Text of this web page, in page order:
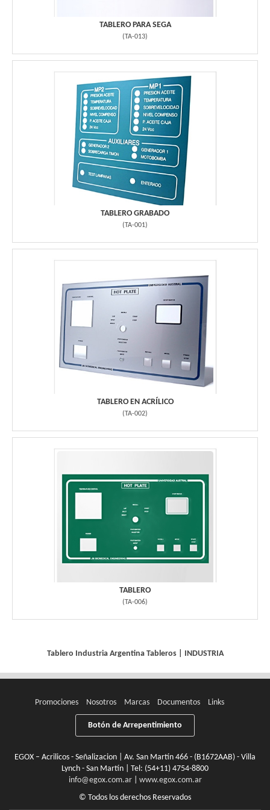
TABLERO PARA SEGA
(TA-013)
TABLERO GRABADO
(TA-001)
TABLERO EN ACRÍLICO
(TA-002)
TABLERO
(TA-006)
Tablero Industria Argentina Tableros| INDUSTRIA
Promociones Nosotros Marcas Documentos Links
Botón de Arrepentimiento
EGOX – Acrilicos - Señalizacion | Av. San Martín 466 - (B1672AAB) - Villa
Lynch - San Martín | Tel: (54+11) 4754-8800
info@egox.com.ar| www.egox.com.ar
© Todos los derechos Reservados